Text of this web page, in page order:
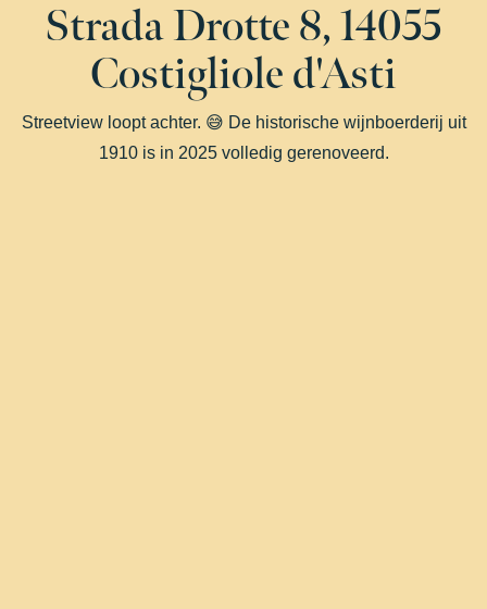
Strada Drotte 8, 14055
Costigliole d'Asti
Streetview loopt achter. 😅 De historische wijnboerderij uit
1910 is in 2025 volledig gerenoveerd.